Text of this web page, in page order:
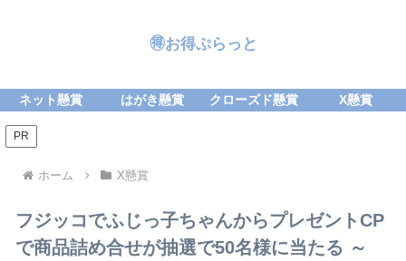
🉐お得ぷらっと
ネット懸賞 はがき懸賞 クローズド懸賞 X懸賞
PR
ホーム X懸賞
フジッコでふじっ子ちゃんからプレゼントCP
で商品詰め合せが抽選で50名様に当たる ～